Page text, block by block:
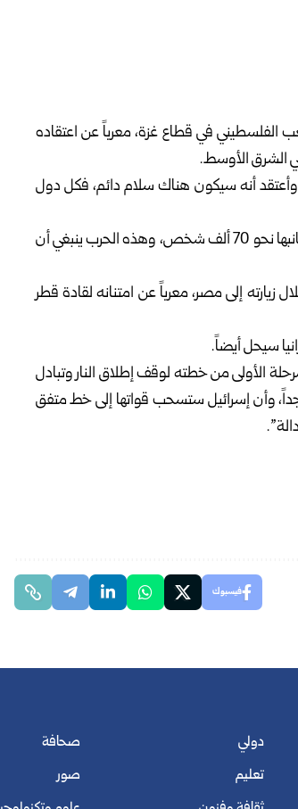
الفلسطيني في قطاع غزة، معرباً عن اعتقاده
الشرق الأوسط.
أنه سيكون هناك سلام دائم، فكل دول
وأضاف: “سيتم الإفراج عن الرهائن الاثنين أو الثلاثاء، وحماس فقدت من جانبها نحو 70 ألف شخص، وهذه الحرب ينبغي أن
إلى مصر، معرباً عن امتنانه لقادة قطر
سيحل أيضاً.
الأولى من خطته لوقف إطلاق النار وتبادل
وأن إسرائيل ستسحب قواتها إلى خط متفق
فيسبوك
دولي
تعليم
صحافة
صور